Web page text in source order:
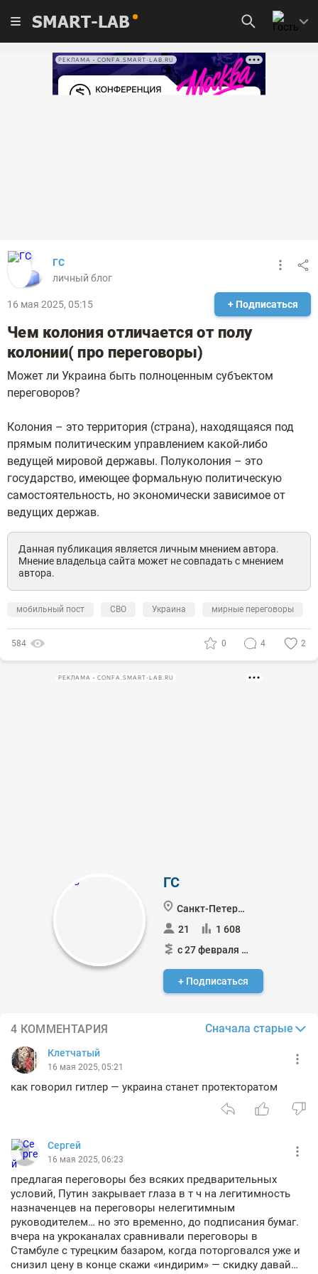
SMART-LAB
РЕКЛАМА • CONFA.SMART-LAB.RU
ГС
личный блог
16 мая 2025, 05:15 + Подписаться
Чем колония отличается от полу
колонии( про переговоры)
Может ли Украина быть полноценным субъектом
переговоров?
Колония – это территория (страна), находящаяся под
прямым политическим управлением какой-либо
ведущей мировой державы. Полуколония – это
государство, имеющее формальную политическую
самостоятельность, но экономически зависимое от
ведущих держав.
Данная публикация является личным мнением автора.
Мнение владельца сайта может не совпадать с мнением
автора.
мобильный пост СВО Украина мирные переговоры
584 0 4 2
РЕКЛАМА • CONFA.SMART-LAB.RU
ГС
Санкт-Петербург
21
1 608
с 27 февраля 2014
+ Подписаться
4 КОММЕНТАРИЯ Сначала старые
Клетчатый
16 мая 2025, 05:21
как говорил гитлер — украина станет протекторатом
Сергей
16 мая 2025, 06:23
предлагая переговоры без всяких предварительных
условий, Путин закрывает глаза в т ч на легитимность
назначенцев на переговоры нелегитимным
руководителем… но это временно, до подписания бумаг.
вчера на укроканалах сравнивали переговоры в
Стамбуле с турецким базаром, когда поторговался уже и
снизил цену в конце скажи «индирим» — скидку давай…